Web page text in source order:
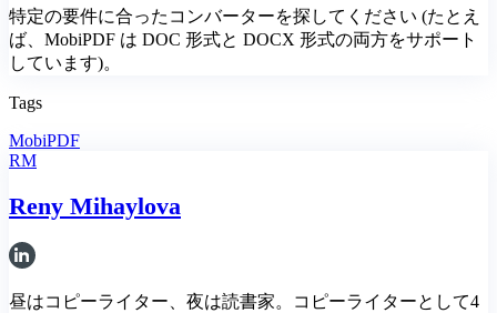
特定の要件に合ったコンバーターを探してください (たとえ
ば、MobiPDF は DOC 形式と DOCX 形式の両方をサポート
しています)。
Tags
MobiPDF
RM
Reny Mihaylova
昼はコピーライター、夜は読書家。コピーライターとして4